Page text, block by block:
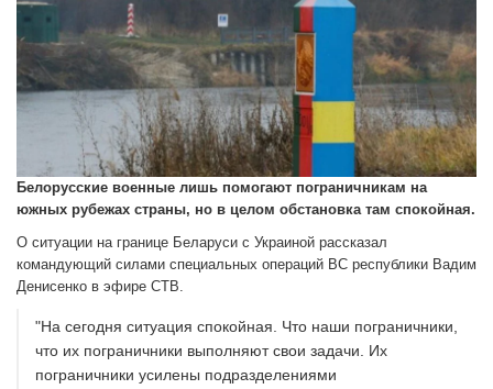
Белорусские военные лишь помогают пограничникам на
южных рубежах страны, но в целом обстановка там спокойная.
О ситуации на границе Беларуси с Украиной рассказал
командующий силами специальных операций ВС республики Вадим
Денисенко в эфире СТВ.
"На сегодня ситуация спокойная. Что наши пограничники,
что их пограничники выполняют свои задачи. Их
пограничники усилены подразделениями